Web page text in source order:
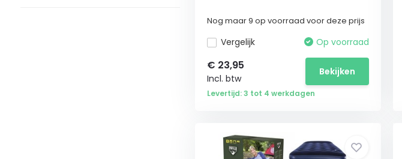
Nog maar 9 op voorraad voor deze prijs
Vergelijk Op voorraad
€ 23,95
Incl. btw
Bekijken
Levertijd: 3 tot 4 werkdagen